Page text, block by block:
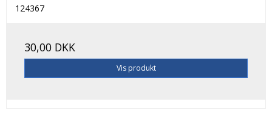
124367
30,00 DKK
Vis produkt